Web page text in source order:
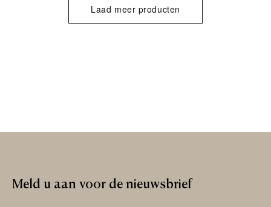
Laad meer producten
Meld u aan voor de nieuwsbrief